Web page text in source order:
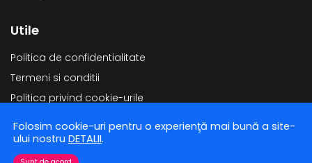
Utile
Politica de confidentialitate
Termeni si conditii
Politica privind cookie-urile
Stergerea datelor personale
Folosim cookie-uri pentru o experienţă mai bună a site-
ului nostru DETALII.